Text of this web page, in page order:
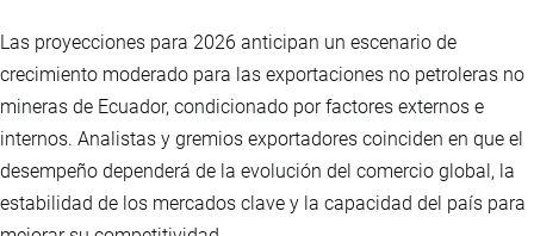
Las proyecciones para 2026 anticipan un escenario de
crecimiento moderado para las exportaciones no petroleras no
mineras de Ecuador, condicionado por factores externos e
internos. Analistas y gremios exportadores coinciden en que el
desempeño dependerá de la evolución del comercio global, la
estabilidad de los mercados clave y la capacidad del país para